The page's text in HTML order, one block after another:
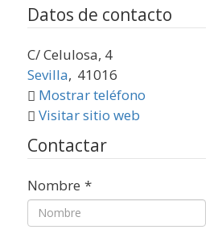
Datos de contacto
C/ Celulosa, 4
Sevilla, 41016
Mostrar teléfono
Visitar sitio web
Contactar
Nombre *